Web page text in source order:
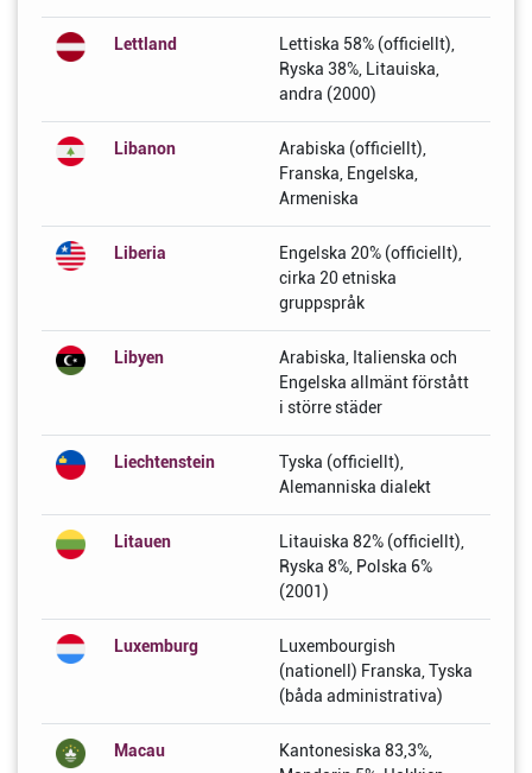
Lettland
Lettiska 58% (officiellt),
Ryska 38%, Litauiska,
andra (2000)
Libanon
Arabiska (officiellt),
Franska, Engelska,
Armeniska
Liberia
Engelska 20% (officiellt),
cirka 20 etniska
gruppspråk
Libyen
Arabiska, Italienska och
Engelska allmänt förstått
i större städer
Liechtenstein
Tyska (officiellt),
Alemanniska dialekt
Litauen
Litauiska 82% (officiellt),
Ryska 8%, Polska 6%
(2001)
Luxemburg
Luxembourgish
(nationell) Franska, Tyska
(båda administrativa)
Macau
Kantonesiska 83,3%,